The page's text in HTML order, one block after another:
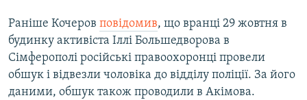
Раніше Кочеров повідомив, що вранці 29 жовтня в
будинку активіста Іллі Большедворова в
Сімферополі російські правоохоронці провели
обшук і відвезли чоловіка до відділу поліції. За його
даними, обшук також проводили в Акімова.